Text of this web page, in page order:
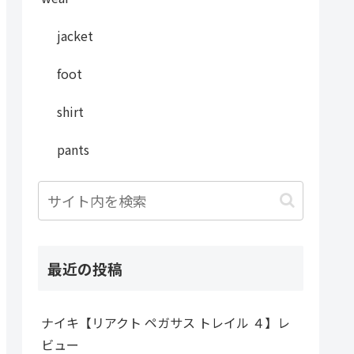
jacket
foot
shirt
pants
最近の投稿
ナイキ【リアクト ペガサス トレイル ４】レ
ビュー